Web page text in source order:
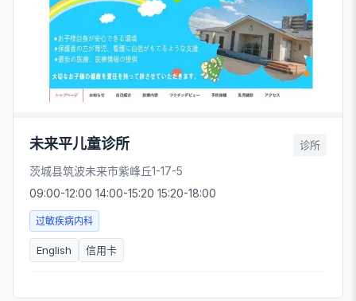
未来平儿童诊所 诊所
茨城县筑波未来市紫峰丘1-17-5
09:00-12:00 14:00-15:20 15:20-18:00
过敏疾病内科
English 信用卡